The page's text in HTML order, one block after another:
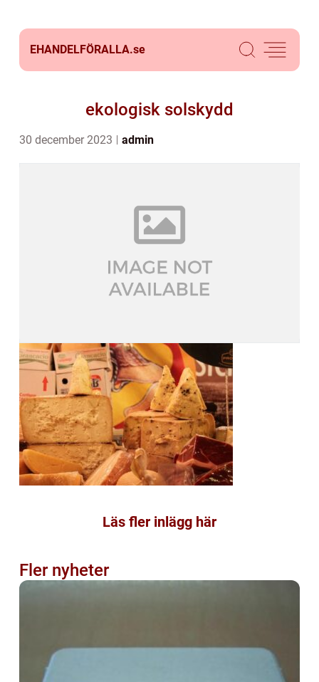
EHANDELFÖRALLA.se
ekologisk solskydd
30 december 2023 admin
Läs fler inlägg här
Fler nyheter